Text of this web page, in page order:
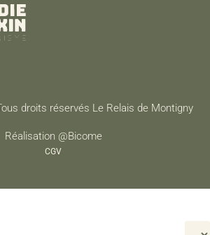
droits réservés Le Relais de Montigny
Réalisation @Bicome
CGV